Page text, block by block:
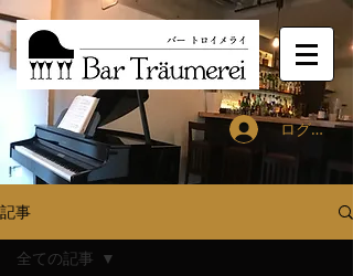
ログイン
記事
全ての記事